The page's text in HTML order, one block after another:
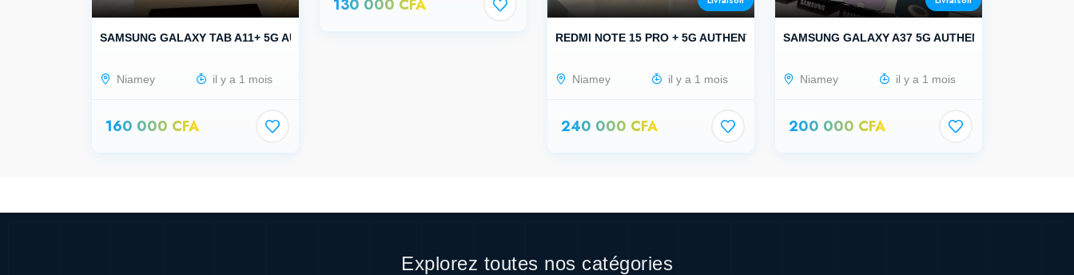
SAMSUNG GALAXY TAB A11+ 5G AUTHENTI...
Niamey il y a 1 mois
160 000 CFA
130 000 CFA
REDMI NOTE 15 PRO + 5G AUTHENTIQUE
Niamey il y a 1 mois
240 000 CFA
SAMSUNG GALAXY A37 5G AUTHENTIQUE
Niamey il y a 1 mois
200 000 CFA
Explorez toutes nos catégories